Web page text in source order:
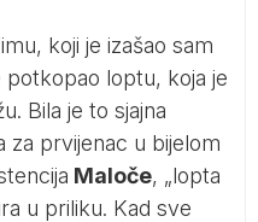
koji je izašao sam
loptu, koja je
Bila je to sjajna
za prvijenac u bijelom
Maloče, „lopta
u priliku. Kad sve